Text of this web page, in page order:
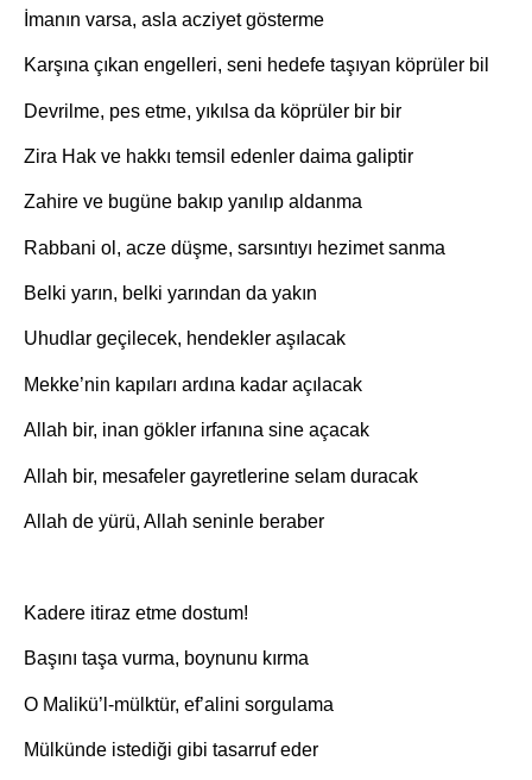
İmanın varsa, asla acziyet gösterme
Karşına çıkan engelleri, seni hedefe taşıyan köprüler bil
Devrilme, pes etme, yıkılsa da köprüler bir bir
Zira Hak ve hakkı temsil edenler daima galiptir
Zahire ve bugüne bakıp yanılıp aldanma
Rabbani ol, acze düşme, sarsıntıyı hezimet sanma
Belki yarın, belki yarından da yakın
Uhudlar geçilecek, hendekler aşılacak
Mekke’nin kapıları ardına kadar açılacak
Allah bir, inan gökler irfanına sine açacak
Allah bir, mesafeler gayretlerine selam duracak
Allah de yürü, Allah seninle beraber
Kadere itiraz etme dostum!
Başını taşa vurma, boynunu kırma
O Malikü’l-mülktür, ef’alini sorgulama
Mülkünde istediği gibi tasarruf eder